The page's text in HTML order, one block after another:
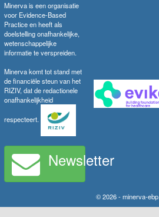
Minerva is een organisatie
voor Evidence-Based
Practice en heeft als
doelstelling onafhankelijke,
wetenschappelijke
informatie te verspreiden.
Minerva komt tot stand met
de financiële steun van het
RIZIV, dat de redactionele
onafhankelijkheid
respecteert.
Newsletter
© 2026 - minerva-